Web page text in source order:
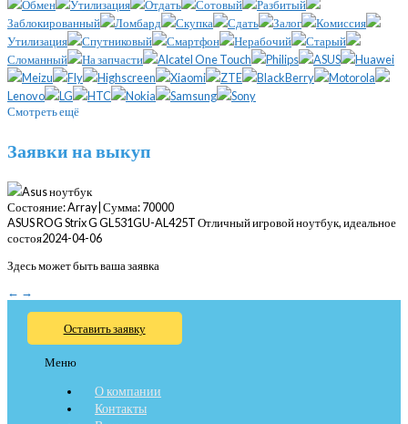
Обмен
Утилизация Отдать Сотовый
Разбитый
Заблокированный
Ломбард Скупка Сдать Залог
Комиссия
Утилизация
Спутниковый Смартфон Нерабочий
Старый
Сломанный
На запчасти Alcatel One Touch Philips ASUS
Huawei
Meizu
Fly Highscreen Xiaomi ZTE BlackBerry
Motorola
Lenovo
LG HTC Nokia Samsung
Sony
Смотреть ещё
Заявки на выкуп
Asus ноутбук
Состояние: Array| Сумма: 70000
ASUS ROG Strix G GL531GU-AL425T Отличный игровой ноутбук, идеальное
состоя2024-04-06
Здесь может быть ваша заявка
← →
Оставить заявку
Меню
О компании
Контакты